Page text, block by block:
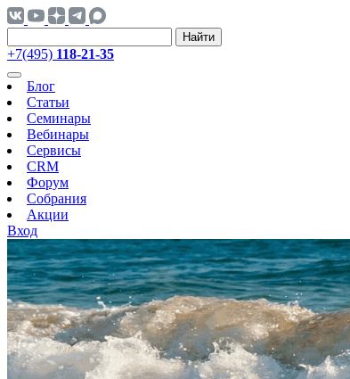
Найти
+7(495) 118-21-35
Блог
Статьи
Семинары
Вебинары
Сервисы
CRM
Форум
Собрания
Акции
Вход